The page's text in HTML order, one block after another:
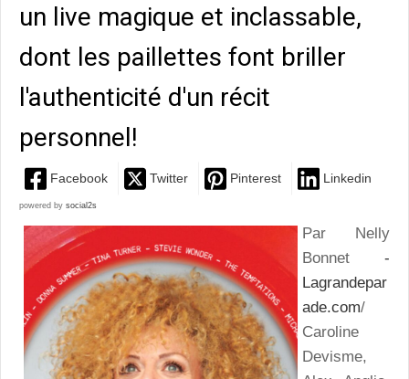
un live magique et inclassable,
dont les paillettes font briller
l'authenticité d'un récit
personnel!
Facebook Twitter Pinterest Linkedin
powered by social2s
Par Nelly
Bonnet -
Lagrandepar
ade.com/
Caroline
Devisme,